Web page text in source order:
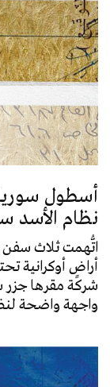
أسطول
نظام الأسد
اتُّهمت ثلاث
أراضٍ أوكرانية
شركة مقرها جزر
واجهة واضحة